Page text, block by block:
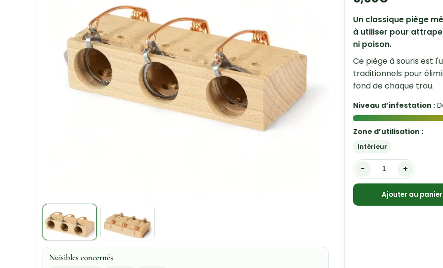
Nuisibles concernés
Un classique piège
à utiliser pour
ni poison.
Ce piège à souris est
traditionnels pour
fond de chaque trou.
Niveau d’infestation :
Zone d’utilisation :
Intérieur
- +
Ajouter au panier